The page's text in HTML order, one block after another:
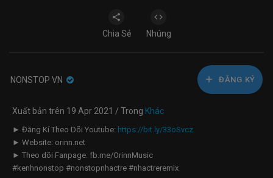
Chia Sẻ Nhúng
NONSTOP VN ĐĂNG KÝ
Xuất bản trên 19 Apr 2021 / Trong Khác
► Đăng Kí Theo Dõi Youtube: https://bit.ly/33oSvcz
► Website: orinn.net
► Theo dõi Fanpage: fb.me/OrinnMusic
#kenhnonstop #nonstopnhactre #nhactreremix